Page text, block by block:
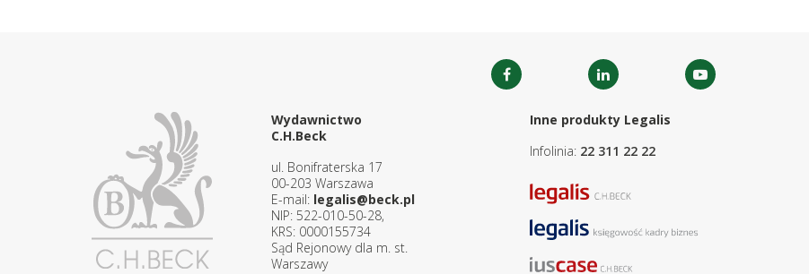
Wydawnictwo
C.H.Beck
ul. Bonifraterska 17
00-203 Warszawa
E-mail: legalis@beck.pl
NIP: 522-010-50-28,
KRS: 0000155734
Sąd Rejonowy dla m. st.
Warszawy
Inne produkty Legalis
Infolinia: 22 311 22 22